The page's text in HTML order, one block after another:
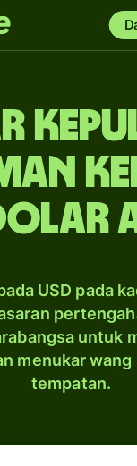
USD pada
untuk
menukar
tempatan.